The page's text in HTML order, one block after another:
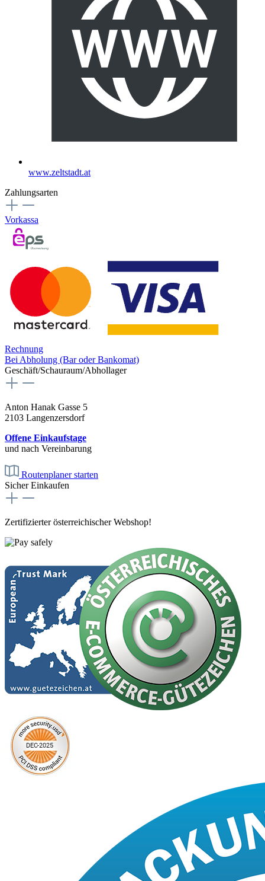
www.zeltstadt.at
Zahlungsarten
Vorkassa
Rechnung
Bei Abholung (Bar oder Bankomat)
Geschäft/Schauraum/Abhollager
Anton Hanak Gasse 5
2103 Langenzersdorf
Offene Einkaufstage
und nach Vereinbarung
Routenplaner starten
Sicher Einkaufen
Zertifizierter österreichischer Webshop!